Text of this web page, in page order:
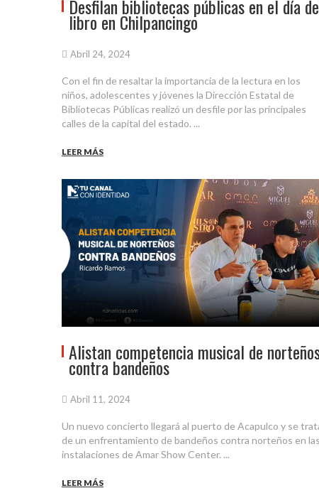
Desfilan bibliotecas públicas en el día
libro en Chilpancingo
Abril 24, 2024
Con el fin de resaltar la importancia de la lectura en los
niños, adolescentes y jóvenes la Dirección Estatal de
Bibliotecas Públicas realizó un desfile por las principales
calles de la capital del estado. ...
LEER MÁS
Alistan competencia musical de
contra bandeños
Abril 11, 2024
Un nuevo concierto llegará al puerto de Acapulco y se
de un enfrentamiento de bandeños contra norteños en las
instalaciones de Amar Show Center. ...
LEER MÁS